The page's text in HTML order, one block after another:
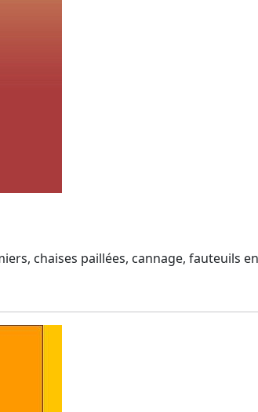
chaises paillées, cannage, fauteuils